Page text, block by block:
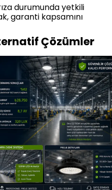
durumunda yetkili
garanti kapsamını
Çözümler